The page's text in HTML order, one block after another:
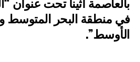
في منطقة البحر المتوسط
الأوسط”.